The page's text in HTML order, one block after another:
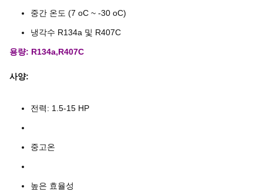
중간 온도 (7 oC ~ -30 oC)
냉각수 R134a 및 R407C
용량: R134a,R407C
사양:
전력: 1.5-15 HP
중고온
높은 효율성